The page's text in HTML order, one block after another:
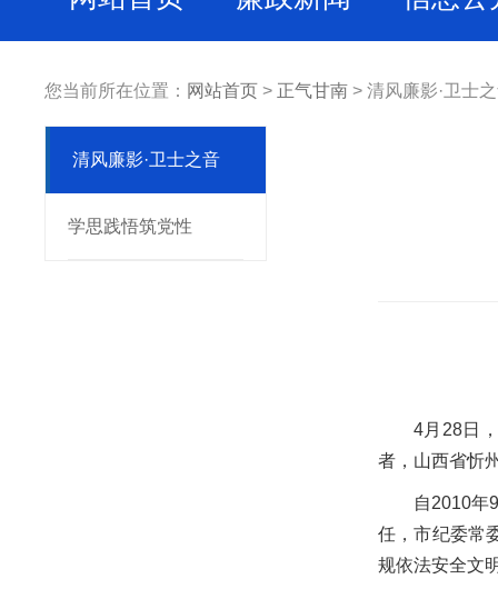
您当前所在位置： 网站首页 > 正气甘南 > 清风廉影·卫士
清风廉影·卫士之音
学思践悟筑党性
4月28日
者，山西省忻
自2010年
任，市纪委常
规依法安全文